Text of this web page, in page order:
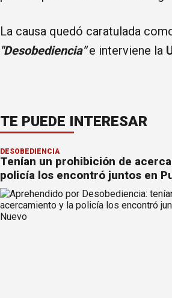
La causa quedó caratulada
"Desobediencia"e interviene la
TE PUEDE INTERESAR
DESOBEDIENCIA
Tenían un prohibición de
policía los encontró juntos en